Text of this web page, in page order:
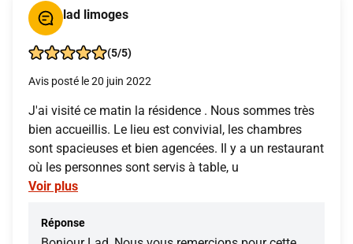
lad limoges
(5/5)
Avis posté le 20 juin 2022
J'ai visité ce matin la résidence . Nous sommes très
bien accueillis. Le lieu est convivial, les chambres
sont spacieuses et bien agencées. Il y a un restaurant
où les personnes sont servis à table, u
Voir plus
Réponse